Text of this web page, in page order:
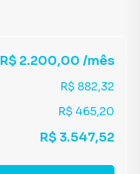
R$ 2.200,00 /mês
R$ 882,32
R$ 465,20
R$ 3.547,52